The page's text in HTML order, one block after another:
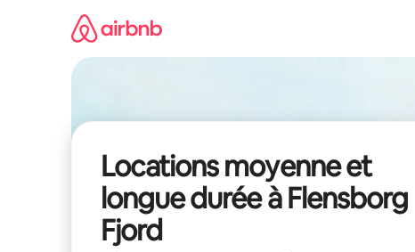
Locations moyenne et
longue durée à Flensborg
Fjord